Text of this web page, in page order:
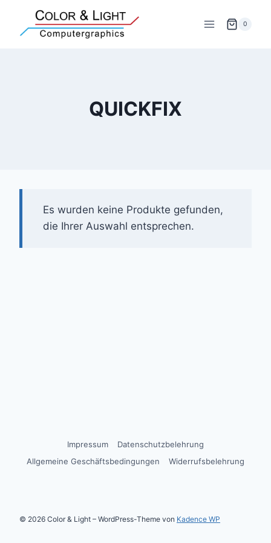
springen
0
QUICKFIX
Es wurden keine Produkte gefunden,
die Ihrer Auswahl entsprechen.
Impressum
Datenschutzbelehrung
Allgemeine Geschäftsbedingungen
Widerrufsbelehrung
© 2026 Color & Light – WordPress-Theme von Kadence WP